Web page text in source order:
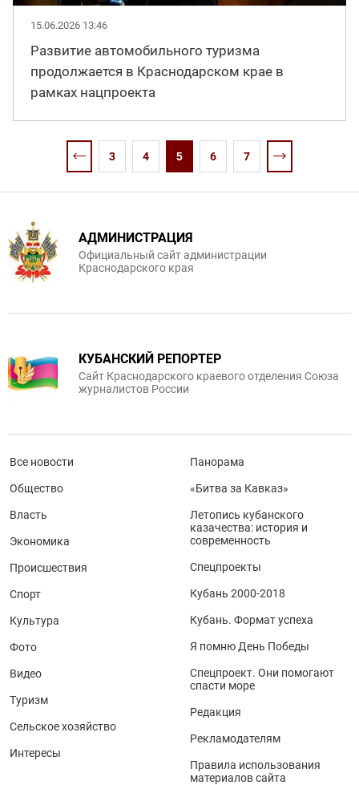
15.06.2026 13:46
Развитие автомобильного туризма
продолжается в Краснодарском крае в
рамках нацпроекта
3 4 5 6 7
АДМИНИСТРАЦИЯ
Официальный сайт администрации
Краснодарского края
КУБАНСКИЙ РЕПОРТЕР
Сайт Краснодарского краевого отделения Союза
журналистов России
Все новости
Общество
Власть
Экономика
Происшествия
Спорт
Культура
Фото
Видео
Туризм
Сельское хозяйство
Интересы
Панорама
«Битва за Кавказ»
Летопись кубанского
казачества: история и
современность
Спецпроекты
Кубань 2000-2018
Кубань. Формат успеха
Я помню День Победы
Спецпроект. Они помогают
спасти море
Редакция
Рекламодателям
Правила использования
материалов сайта